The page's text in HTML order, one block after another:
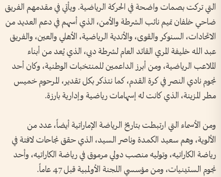
التي تركت بصمات واضحة في الحركة الرياضية. ويأتي في مقدمهم الفريق
ضاحي خلفان تميم نائب الشرطة والأمن، الذي أسهم في دعم العديد من
الاتحادات، السنوكر والقوى، والأندية الرياضية، الأهلي والعين، والفريق
عبد الله خليفة المري القائد العام لشرطة دبي، الذي يُعد من أبناء
الملاعب الرياضية، ومن أبرز الداعمين للمنتخبات الوطنية، وكان أحد
نجوم نادي النصر في كرة القدم، كما نتذكر بكل تقدير، المرحوم خميس
مطر المزينة، الذي كانت له إسهامات رياضية وإدارية بارزة.
ومن الأسماء التي ارتبطت بتاريخ الرياضة الإماراتية أيضاً، عدد من
الألوية، وهم سعيد الكمدة وناصر السيد، الذي حقق نجاحات لافتة في
رياضة الكاراتيه، وتوليه منصب دولي مرموق في رياضة الكاراتيه، وأحد
نجوم الستينيات، ومن مؤسسي اللجنة الأولمبية قبل 47 عاماً.